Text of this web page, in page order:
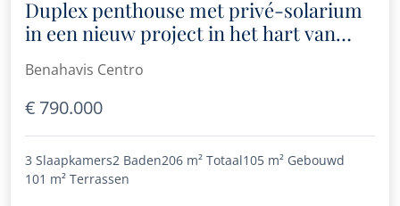
Duplex penthouse met privé-solarium
in een nieuw project in het hart van
Benahavis Centro
€ 790.000
3 Slaapkamers2 Baden206 m² Totaal105 m² Gebouwd
101 m² Terrassen